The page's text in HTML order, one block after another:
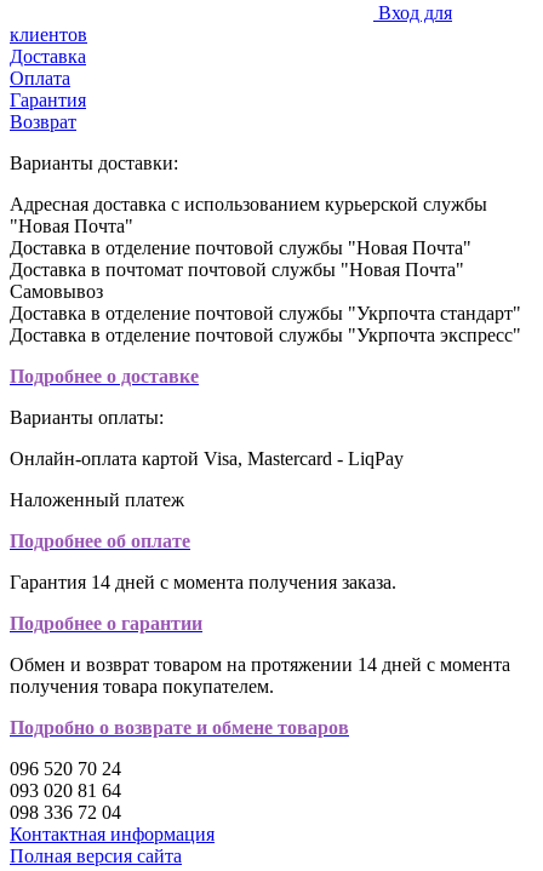
Вход для
клиентов
Доставка
Оплата
Гарантия
Возврат
Варианты доставки:
Адресная доставка с использованием курьерской службы
"Новая Почта"
Доставка в отделение почтовой службы "Новая Почта"
Доставка в почтомат почтовой службы "Новая Почта"
Самовывоз
Доставка в отделение почтовой службы "Укрпочта стандарт"
Доставка в отделение почтовой службы "Укрпочта экспресс"
Подробнее о доставке
Варианты оплаты:
Онлайн-оплата картой Visa, Mastercard - LiqPay
Наложенный платеж
Подробнее об оплате
Гарантия 14 дней с момента получения заказа.
Подробнее о гарантии
Обмен и возврат товаром на протяжении 14 дней с момента
получения товара покупателем.
Подробно о возврате и обмене товаров
096 520 70 24
093 020 81 64
098 336 72 04
Контактная информация
Полная версия сайта